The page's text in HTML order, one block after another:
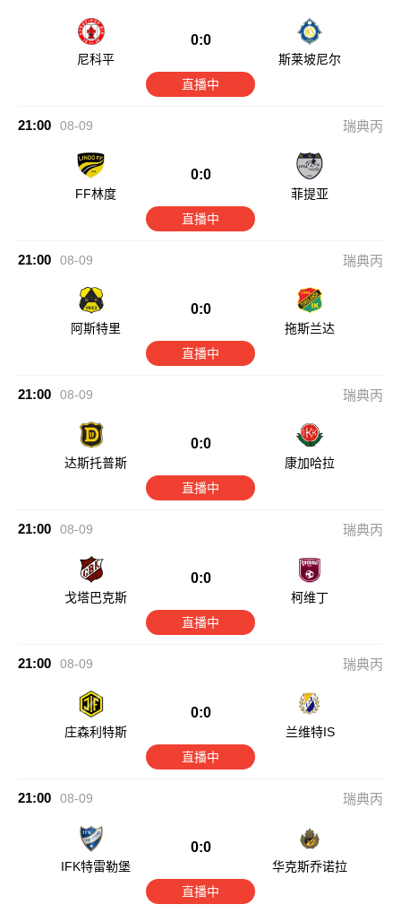
尼科平
0:0
斯莱坡尼尔
直播中
21:00 08-09 瑞典丙
FF林度
0:0
菲提亚
直播中
21:00 08-09 瑞典丙
阿斯特里
0:0
拖斯兰达
直播中
21:00 08-09 瑞典丙
达斯托普斯
0:0
康加哈拉
直播中
21:00 08-09 瑞典丙
戈塔巴克斯
0:0
柯维丁
直播中
21:00 08-09 瑞典丙
庄森利特斯
0:0
兰维特IS
直播中
21:00 08-09 瑞典丙
IFK特雷勒堡
0:0
华克斯乔诺拉
直播中